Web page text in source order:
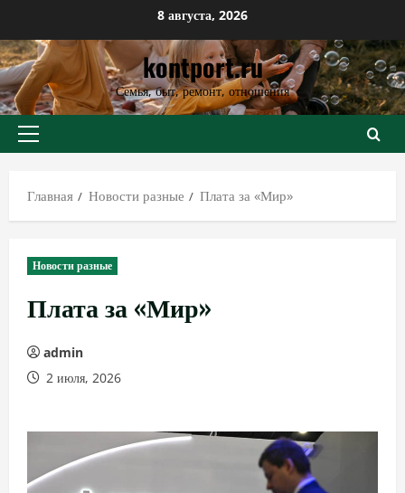
к
содержимому
8 августа, 2026
kontport.ru
Семья, быт, ремонт, отношения
Основное
Главная
Новости разные Плата за «Мир»
Новости разные
Плата за «Мир»
admin
2 июля, 2026